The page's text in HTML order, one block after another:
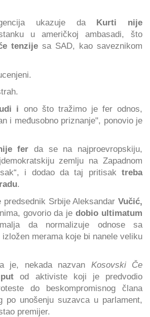
ukazuje da
Kurti nije
u američkoj ambasadi, što
tenzije sa SAD, kao saveznikom
i ono što tražimo je fer odnos,
i međusobno priznanje", ponovio je
fer da se na najproevropskiju,
zemlju na Zapadnom
i dodao da taj pritisak treba
.
Srbije Aleksandar Vučić,
govorio da je dobio ultimatum
da normalizuje odnose sa
merama koje bi nanele veliku
je, nekada nazvan Kosovski Če
putod aktiviste koji je predvodio
do beskompromisnog člana
po unošenju suzavca u parlament,
premijer.